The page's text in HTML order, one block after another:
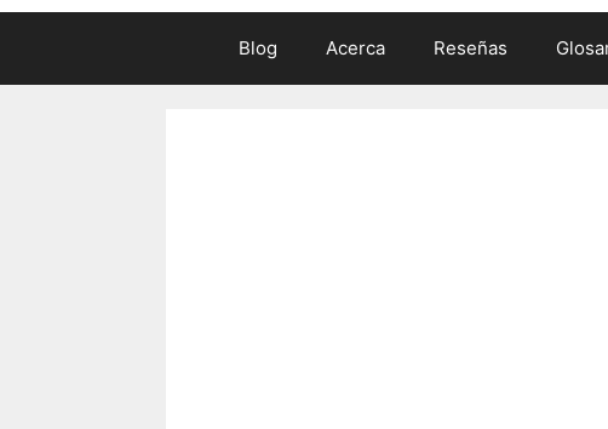
Blog Acerca Reseñas